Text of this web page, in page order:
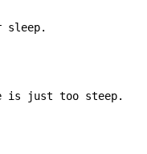
sleep.
is just too steep.